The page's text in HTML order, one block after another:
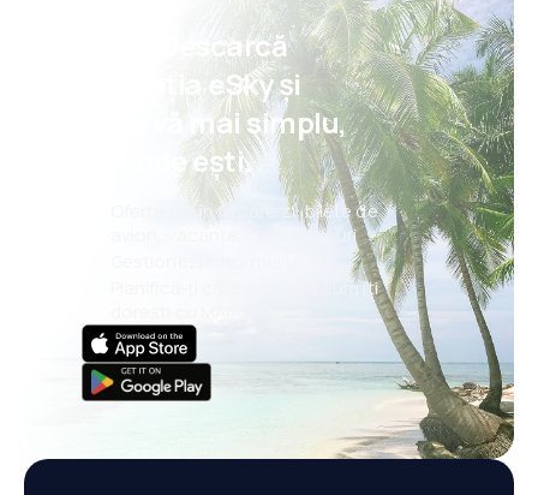
Psst! Descarcă
aplicația eSky și
rezervă mai simplu,
oriunde ești.
Oferte noi în fiecare zi: bilete de
avion, vacanțe, city break-uri
Planifică-ți călătoriile așa cum îți